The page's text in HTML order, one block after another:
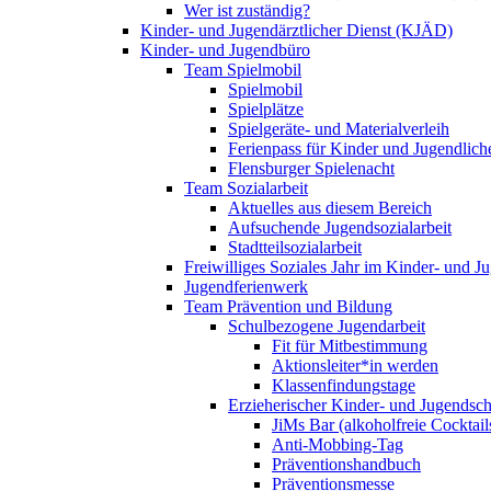
Wer ist zuständig?
Kinder- und Jugendärztlicher Dienst (KJÄD)
Kinder- und Jugendbüro
Team Spielmobil
Spielmobil
Spielplätze
Spielgeräte- und Materialverleih
Ferienpass für Kinder und
Flensburger Spielenacht
Team Sozialarbeit
Aktuelles aus diesem Bereich
Aufsuchende Jugendsozialarbeit
Stadtteilsozialarbeit
Freiwilliges Soziales Jahr im Kinder- und
Jugendferienwerk
Team Prävention und Bildung
Schulbezogene Jugendarbeit
Fit für Mitbestimmung
Aktionsleiter*in werden
Klassenfindungstage
Erzieherischer Kinder- und
JiMs Bar (alkoholfreie
Anti-Mobbing-Tag
Präventionshandbuch
Präventionsmesse